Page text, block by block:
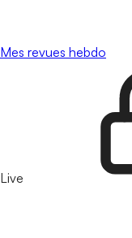
Mes revues hebdo
Live